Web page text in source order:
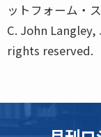
ットフォーム・
C. John Langley,
rights reserved.